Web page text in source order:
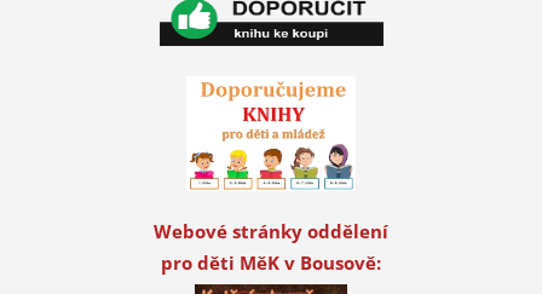
Webové stránky oddělení
pro děti MěK v Bousově: